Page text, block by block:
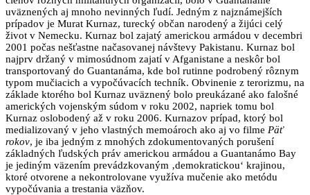
uväznených aj mnoho nevinných ľudí. Jedným z najznámejších
prípadov je Murat Kurnaz, turecký občan narodený a žijúci celý
život v Nemecku. Kurnaz bol zajatý americkou armádou v decembri
2001 počas nešťastne načasovanej návštevy Pakistanu. Kurnaz bol
najprv držaný v mimosúdnom zajatí v Afganistane a neskôr bol
transportovaný do Guantanáma, kde bol rutinne podrobený rôznym
typom mučiacich a vypočúvacích techník. Obvinenie z terorizmu, na
základe ktorého bol Kurnaz uväznený bolo preukázané ako falošné
amerických vojenským súdom v roku 2002, napriek tomu bol
Kurnaz oslobodený až v roku 2006. Kurnazov prípad, ktorý bol
medializovaný v jeho vlastných memoároch ako aj vo filme Päť
rokov, je iba jedným z mnohých zdokumentovaných porušení
základných ľudských práv americkou armádou a Guantanámo Bay
je jediným väzením prevádzkovaným ‚demokratickou‘ krajinou,
ktoré otvorene a nekontrolovane využíva mučenie ako metódu
vypočúvania a trestania väzňov.